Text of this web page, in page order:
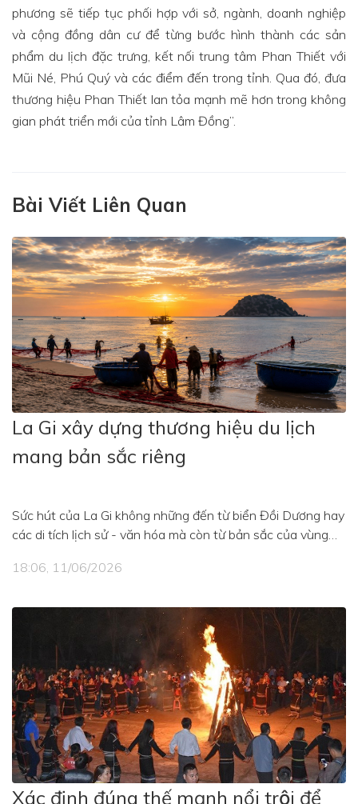
phương sẽ tiếp tục phối hợp với sở, ngành, doanh nghiệp
và cộng đồng dân cư để từng bước hình thành các sản
phẩm du lịch đặc trưng, kết nối trung tâm Phan Thiết với
Mũi Né, Phú Quý và các điểm đến trong tỉnh. Qua đó, đưa
thương hiệu Phan Thiết lan tỏa mạnh mẽ hơn trong không
gian phát triển mới của tỉnh Lâm Đồng”.
Bài Viết Liên Quan
La Gi xây dựng thương hiệu du lịch
mang bản sắc riêng
Sức hút của La Gi không những đến từ biển Đồi Dương hay
các di tích lịch sử - văn hóa mà còn từ bản sắc của vùng
hướng từ khai thác lợi thế tự nhiên sang phát triển du lịch
18:06, 11/06/2026
Xác định đúng thế mạnh nổi trội để